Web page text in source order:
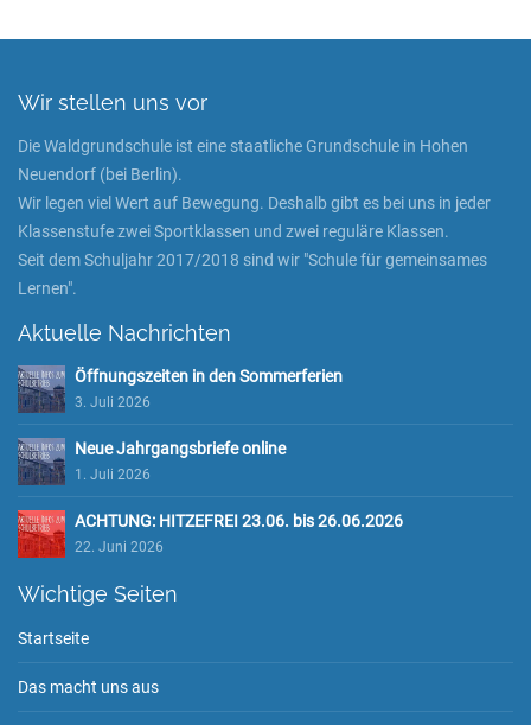
Wir stellen uns vor
Die Waldgrundschule ist eine staatliche Grundschule in Hohen
Neuendorf (bei Berlin).
Wir legen viel Wert auf Bewegung. Deshalb gibt es bei uns in jeder
Klassenstufe zwei Sportklassen und zwei reguläre Klassen.
Seit dem Schuljahr 2017/2018 sind wir "Schule für gemeinsames
Lernen".
Aktuelle Nachrichten
Öffnungszeiten in den Sommerferien
3. Juli 2026
Neue Jahrgangsbriefe online
1. Juli 2026
ACHTUNG: HITZEFREI 23.06. bis 26.06.2026
22. Juni 2026
Wichtige Seiten
Startseite
Das macht uns aus